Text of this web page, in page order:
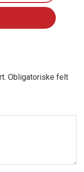
Obligatoriske felt